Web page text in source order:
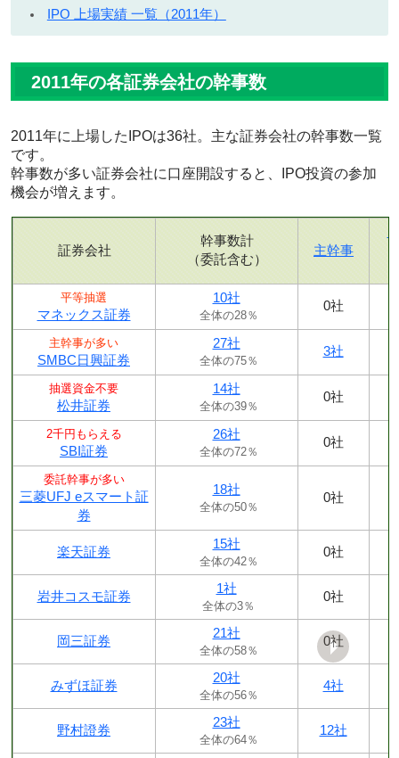
IPO 上場実績 一覧（2011年）
2011年の各証券会社の幹事数
2011年に上場したIPOは36社。主な証券会社の幹事数一覧
です。
幹事数が多い証券会社に口座開設すると、IPO投資の参加
機会が増えます。
証券会社
幹事数計
（委託含む）
主幹事
平等抽選
マネックス証券
10社
全体の28％
0社
主幹事が多い
SMBC日興証券
27社
全体の75％
3社
抽選資金不要
松井証券
14社
全体の39％
0社
2千円もらえる
SBI証券
26社
全体の72％
0社
委託幹事が多い
三菱UFJ eスマート証
券
18社
全体の50％
0社
楽天証券
15社
全体の42％
0社
岩井コスモ証券
1社
全体の3％
0社
岡三証券
21社
全体の58％
0社
みずほ証券
20社
全体の56％
4社
野村證券
23社
全体の64％
12社